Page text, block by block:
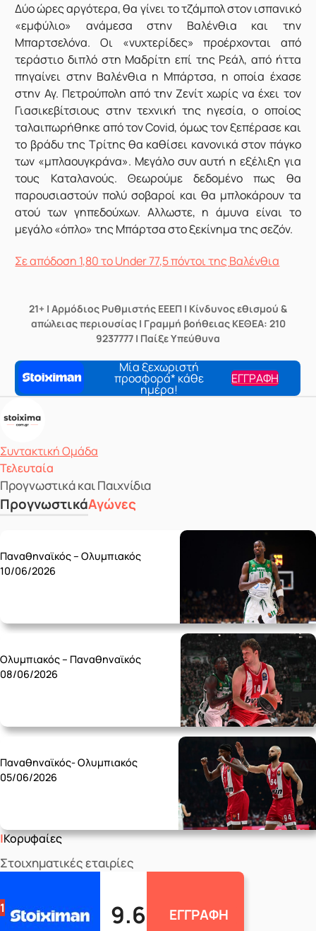
Τελευταία
Προγνωστικά και Παιχνίδια
ΠρογνωστικάΑγώνες
Παναθηναϊκός – Ολυμπιακός
10/06/2026
Ολυμπιακός – Παναθηναϊκός
08/06/2026
Παναθηναϊκός- Ολυμπιακός
05/06/2026
Κορυφαίες
Στοιχηματικές εταιρίες
1 9.6 ΕΓΓΡΑΦΗ
Δύο ώρες αργότερα, θα γίνει το τζάμπολ στον ισπανικό
«εμφύλιο» ανάμεσα στην Βαλένθια και την
Μπαρτσελόνα. Οι «νυχτερίδες» προέρχονται από
τεράστιο διπλό στη Μαδρίτη επί της Ρεάλ, από ήττα
πηγαίνει στην Βαλένθια η Μπάρτσα, η οποία έχασε
στην Αγ. Πετρούπολη από την Ζενίτ χωρίς να έχει τον
Γιασικεβίτσιους στην τεχνική της ηγεσία, ο οποίος
ταλαιπωρήθηκε από τον Covid, όμως τον ξεπέρασε και
το βράδυ της Τρίτης θα καθίσει κανονικά στον πάγκο
των «μπλαουγκράνα». Μεγάλο συν αυτή η εξέλιξη για
τους Καταλανούς. Θεωρούμε δεδομένο πως θα
παρουσιαστούν πολύ σοβαροί και θα μπλοκάρουν τα
ατού των γηπεδούχων. Αλλωστε, η άμυνα είναι το
μεγάλο «όπλο» της Μπάρτσα στο ξεκίνημα της σεζόν.
Σε απόδοση 1,80 το Under 77,5 πόντοι της Βαλένθια
21+ | Αρμόδιος Ρυθμιστής ΕΕΕΠ | Κίνδυνος εθισμού &
απώλειας περιουσίας | Γραμμή βοήθειας ΚΕΘΕΑ: 210
9237777 | Παίξε Υπεύθυνα
Μία ξεχωριστή
προσφορά* κάθε
ημέρα!
ΕΓΓΡΑΦΗ
Δημοσιεύτηκε από
Συντακτική Ομάδα